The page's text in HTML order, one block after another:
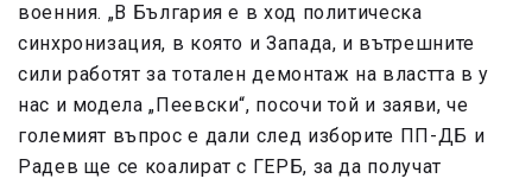
военния. „В България е в ход политическа
синхронизация, в която и Запада, и вътрешните
сили работят за тотален демонтаж на властта в у
нас и модела „Пеевски“, посочи той и заяви, че
големият въпрос е дали след изборите ПП-ДБ и
Радев ще се коалират с ГЕРБ, за да получат